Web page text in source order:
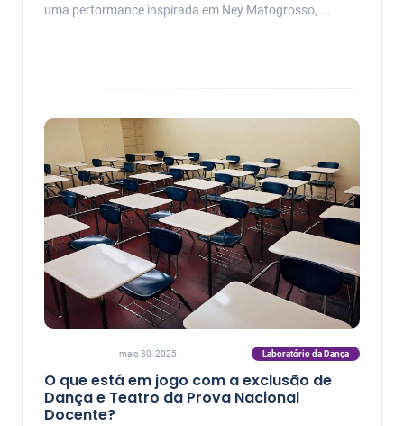
uma performance inspirada em Ney Matogrosso, ...
maio 30, 2025 Laboratório da Dança
O que está em jogo com a exclusão de
Dança e Teatro da Prova Nacional
Docente?